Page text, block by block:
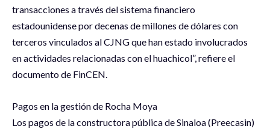
transacciones a través del sistema financiero
estadounidense por decenas de millones de dólares con
terceros vinculados al CJNG que han estado involucrados
en actividades relacionadas con el huachicol”, refiere el
documento de FinCEN.
Pagos en la gestión de Rocha Moya
Los pagos de la constructora pública de Sinaloa (Preecasin)